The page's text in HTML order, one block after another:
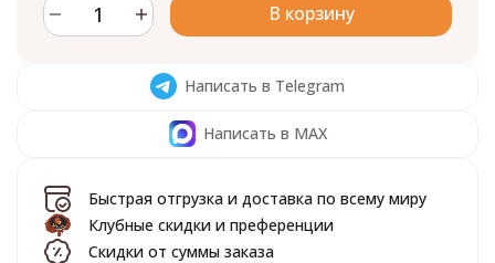
В корзину
Написать в Telegram
Написать в MAX
Быстрая отгрузка и доставка по всему миру
Клубные скидки и преференции
Скидки от суммы заказа